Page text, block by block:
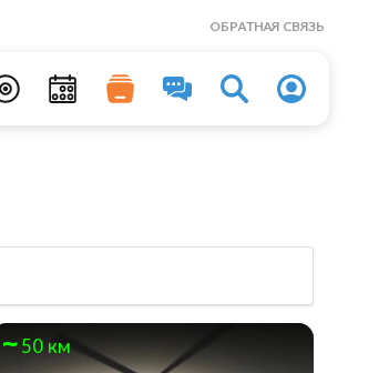
ОБРАТНАЯ СВЯЗЬ
50 км